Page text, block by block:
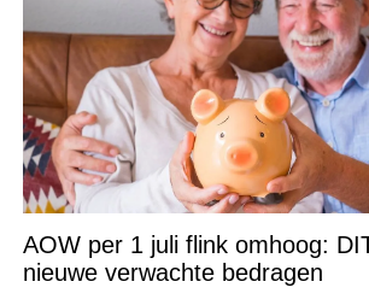
AOW per 1 juli flink omhoog:
nieuwe verwachte bedragen